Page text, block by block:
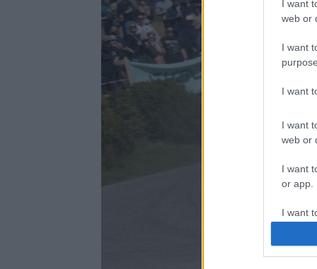
I want
web or
I want
I want
I want
web or
I want
or app.
I want
I want